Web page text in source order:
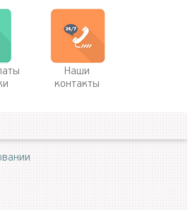
Наши
контакты